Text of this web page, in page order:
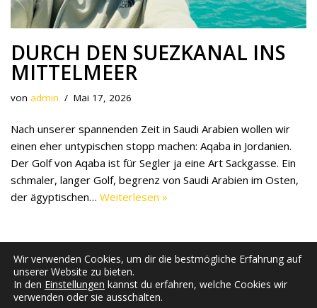
DURCH DEN SUEZKANAL INS
MITTELMEER
von admin Mai 17, 2026
Nach unserer spannenden Zeit in Saudi Arabien wollen wir
einen eher untypischen stopp machen: Aqaba in Jordanien.
Der Golf von Aqaba ist für Segler ja eine Art Sackgasse. Ein
schmaler, langer Golf, begrenz von Saudi Arabien im Osten,
der ägyptischen… Weiterlesen »
Wir verwenden Cookies, um dir die bestmögliche Erfahrung auf
unserer Website zu bieten.
In den Einstellungen kannst du erfahren, welche Cookies wir
verwenden oder sie ausschalten.